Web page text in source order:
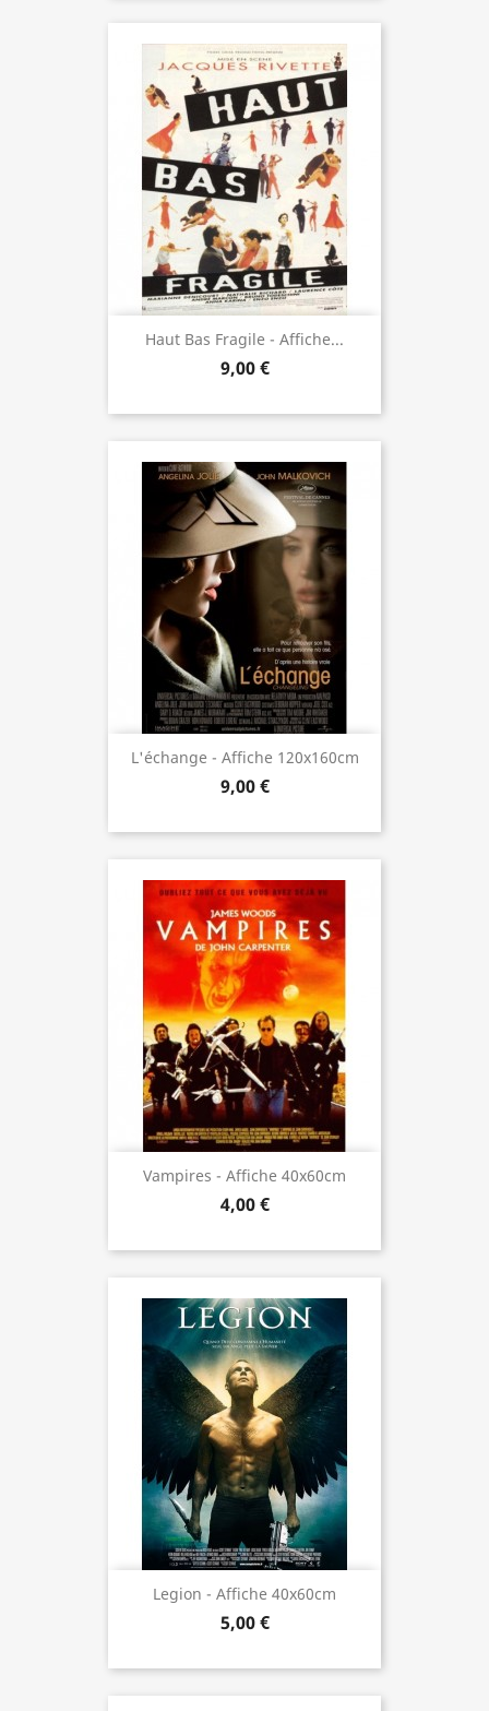
Haut Bas Fragile - Affiche...
9,00 €
L'échange - Affiche 120x160cm
9,00 €
Vampires - Affiche 40x60cm
4,00 €
Legion - Affiche 40x60cm
5,00 €